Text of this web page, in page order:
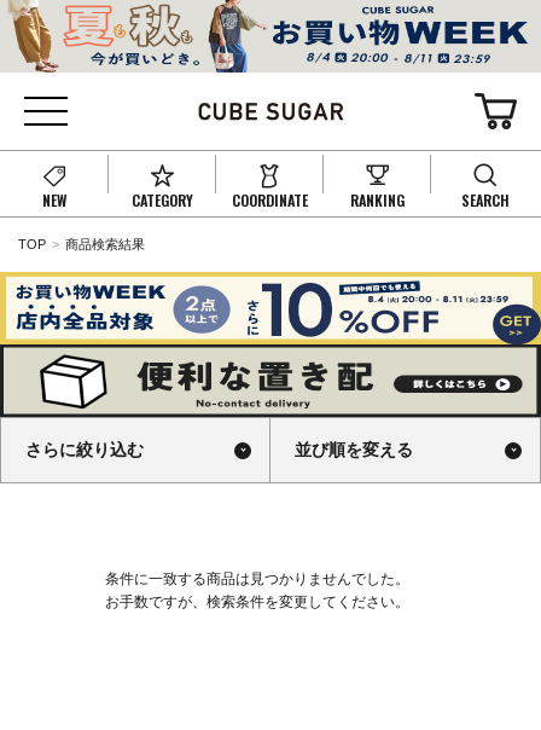
NEW CATEGORY COORDINATE RANKING SEARCH
TOP 商品検索結果
さらに絞り込む 並び順を変える
条件に一致する商品は見つかりませんでした。
お手数ですが、検索条件を変更してください。